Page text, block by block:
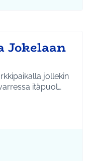
Jokelaan
jollekin
itäpuol…
Tuusula